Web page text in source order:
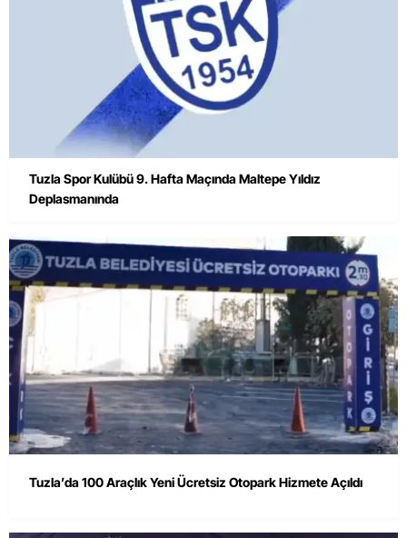
Tuzla Spor Kulübü 9. Hafta Maçında Maltepe Yıldız
Deplasmanında
Tuzla’da 100 Araçlık Yeni Ücretsiz Otopark Hizmete Açıldı